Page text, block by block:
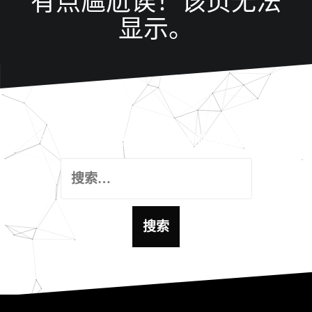
显示。
这里好像什么都没有, 试试搜索功能吧！
搜
索